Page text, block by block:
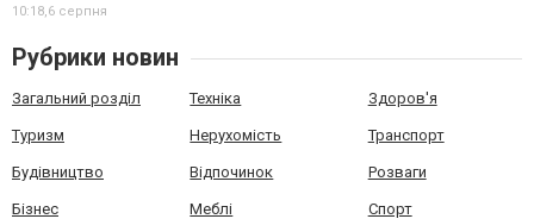
10:18,6 серпня
Рубрики новин
Загальний розділ Техніка Здоров'я
Туризм Нерухомість Транспорт
Будівництво Відпочинок Розваги
Бізнес Меблі Спорт